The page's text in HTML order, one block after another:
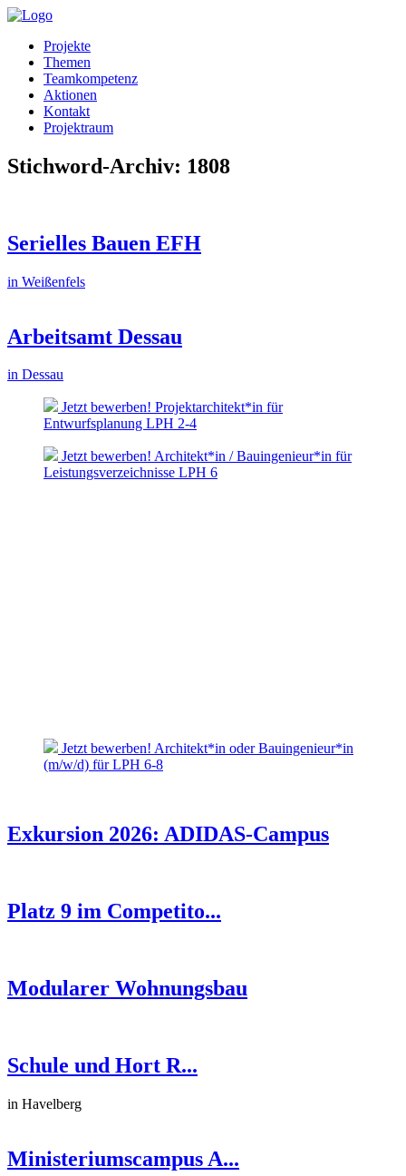
Projekte
Themen
Teamkompetenz
Aktionen
Kontakt
Projektraum
Stichword-Archiv: 1808
Serielles Bauen EFH
in Weißenfels
Arbeitsamt Dessau
in Dessau
Jetzt bewerben! Projektarchitekt*in für
Entwurfsplanung LPH 2-4
Jetzt bewerben! Architekt*in / Bauingenieur*in für
Leistungsverzeichnisse LPH 6
Jetzt bewerben! Architekt*in oder Bauingenieur*in
(m/w/d) für LPH 6-8
Exkursion 2026: ADIDAS-Campus
Platz 9 im Competito...
Modularer Wohnungsbau
Schule und Hort R...
in Havelberg
Ministeriumscampus A...